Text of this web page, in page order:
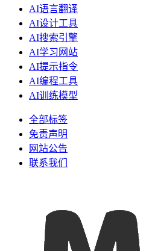
AI语言翻译
AI设计工具
AI搜索引擎
AI学习网站
AI提示指令
AI编程工具
AI训练模型
全部标签
免责声明
网站公告
联系我们